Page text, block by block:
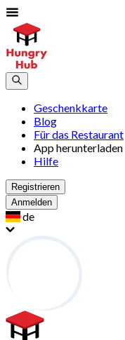
Geschenkkarte
Blog
Für das Restaurant
App herunterladen
Hilfe
Registrieren
Anmelden
de